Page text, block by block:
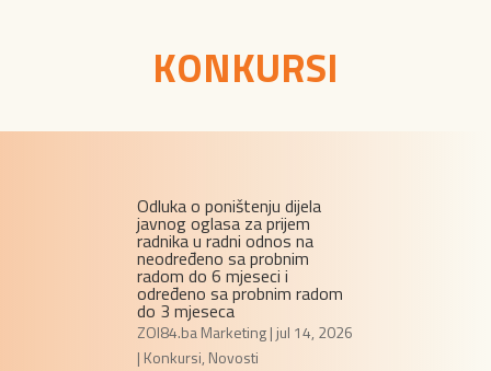
KONKURSI
Odluka o poništenju dijela
javnog oglasa za prijem
radnika u radni odnos na
neodređeno sa probnim
radom do 6 mjeseci i
određeno sa probnim radom
do 3 mjeseca
ZOI84.ba Marketing|jul 14, 2026
| Konkursi, Novosti